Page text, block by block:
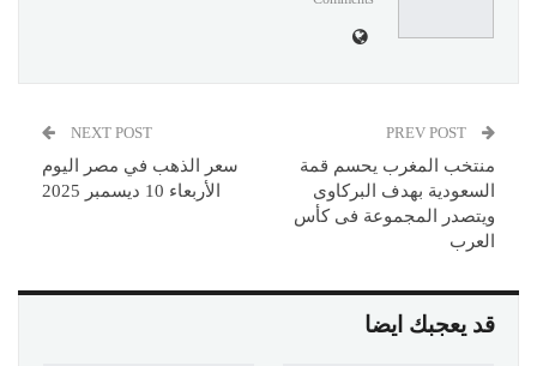
منتخب المغرب يحسم قمة
السعودية بهدف البركاوى
ويتصدر المجموعة فى كأس
العرب
NEXT POST
سعر الذهب في مصر اليوم
الأربعاء 10 ديسمبر 2025
قد يعجبك ايضا